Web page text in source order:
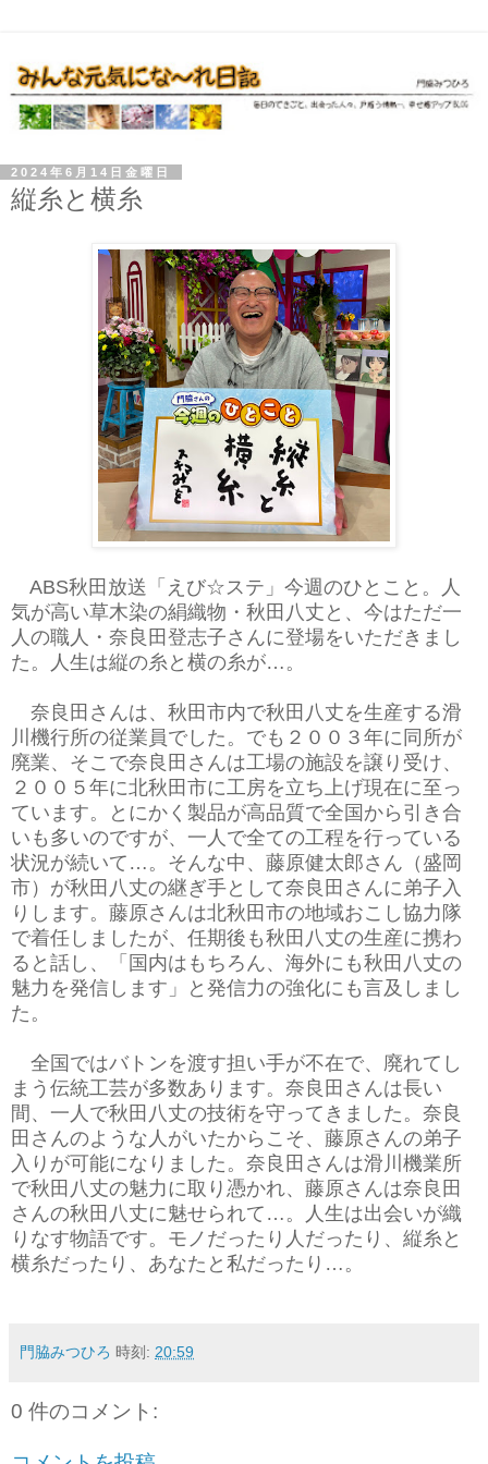
2024年6月14日金曜日
縦糸と横糸
ABS秋田放送「えび☆ステ」今週のひとこと。人
気が高い草木染の絹織物・秋田八丈と、今はただ一
人の職人・奈良田登志子さんに登場をいただきまし
た。人生は縦の糸と横の糸が…。
奈良田さんは、秋田市内で秋田八丈を生産する滑
川機行所の従業員でした。でも２００３年に同所が
廃業、そこで奈良田さんは工場の施設を譲り受け、
２００５年に北秋田市に工房を立ち上げ現在に至っ
ています。とにかく製品が高品質で全国から引き合
いも多いのですが、一人で全ての工程を行っている
状況が続いて…。そんな中、藤原健太郎さん（盛岡
市）が秋田八丈の継ぎ手として奈良田さんに弟子入
りします。藤原さんは北秋田市の地域おこし協力隊
で着任しましたが、任期後も秋田八丈の生産に携わ
ると話し、「国内はもちろん、海外にも秋田八丈の
魅力を発信します」と発信力の強化にも言及しまし
た。
全国ではバトンを渡す担い手が不在で、廃れてし
まう伝統工芸が多数あります。奈良田さんは長い
間、一人で秋田八丈の技術を守ってきました。奈良
田さんのような人がいたからこそ、藤原さんの弟子
入りが可能になりました。奈良田さんは滑川機業所
で秋田八丈の魅力に取り憑かれ、藤原さんは奈良田
さんの秋田八丈に魅せられて…。人生は出会いが織
りなす物語です。モノだったり人だったり、縦糸と
横糸だったり、あなたと私だったり…。
門脇みつひろ 時刻: 20:59
0 件のコメント: